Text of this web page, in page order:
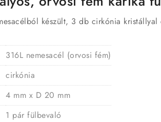
készült, 3 db cirkónia
316L nemesacél (orvosi fém)
cirkónia
4 mm x D 20 mm
1 pár fülbevaló